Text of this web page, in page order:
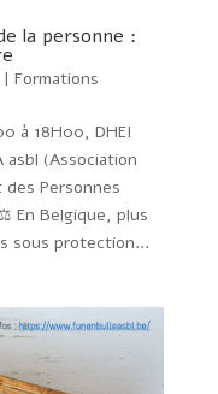
la personne :
| Formations
à 18H00, DHEI
asbl (Association
des Personnes
En Belgique, plus
sous protection...